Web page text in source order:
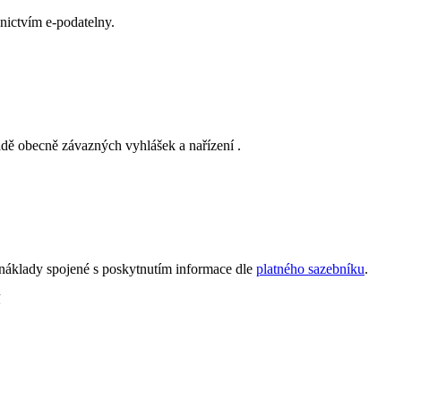
e-podatelny.
obecně závazných vyhlášek a nařízení .
spojené s poskytnutím informace dle platného sazebníku.